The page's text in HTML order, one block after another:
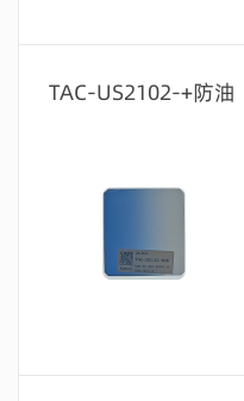
TAC-US2102-+防油